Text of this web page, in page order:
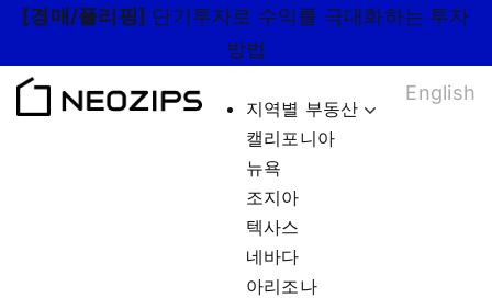
Skip
content
[경매/플리핑] 단기투자로 수익률 극대화하는 투자
방법
지역별 부동산
캘리포니아
뉴욕
조지아
텍사스
네바다
아리조나
English